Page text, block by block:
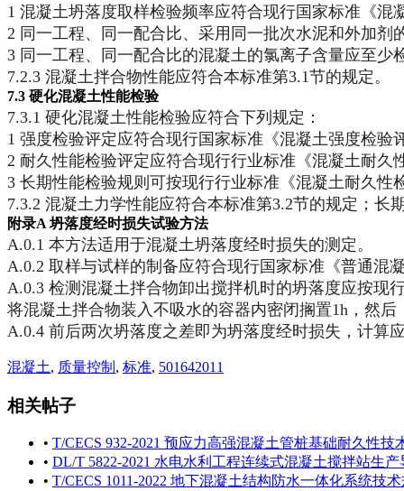
1 混凝土坍落度取样检验频率应符合现行国家标准《混
2 同一工程、同一配合比、采用同一批次水泥和外加剂
3 同一工程、同一配合比的混凝土的氯离子含量应至
7.2.3 混凝土拌合物性能应符合本标准第3.1节的规定。
7.3 硬化混凝土性能检验
7.3.1 硬化混凝土性能检验应符合下列规定：
1 强度检验评定应符合现行国家标准《混凝土强度检
2 耐久性能检验评定应符合现行行业标准《混凝土耐久
3 长期性能检验规则可按现行行业标准《混凝土耐久性
7.3.2 混凝土力学性能应符合本标准第3.2节的规定；长
附录A 坍落度经时损失试验方法
A.0.1 本方法适用于混凝土坍落度经时损失的测定。
A.0.2 取样与试样的制备应符合现行国家标准《普通混
A.0.3 检测混凝土拌合物卸出搅拌机时的坍落度应按现
将混凝土拌合物装入不吸水的容器内密闭搁置1h，然
A.0.4 前后两次坍落度之差即为坍落度经时损失，计算
混凝土, 质量控制 , 标准, 501642011
相关帖子
• T/CECS 932-2021 预应力高强混凝土管桩基础耐久性技
• DL/T 5822-2021 水电水利工程连续式混凝土搅拌站生
• T/CECS 1011-2022 地下混凝土结构防水一体化系统技